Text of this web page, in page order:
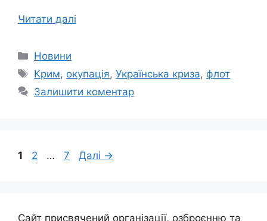
Читати далі
Категорії
Новини
Позначки
Крим, окупація,Українська криза, флот
Залишити коментар
Сторінка
1 Сторінка
2 … Сторінка
7 Далі →
Сайт присвячений організації, озброєнню та